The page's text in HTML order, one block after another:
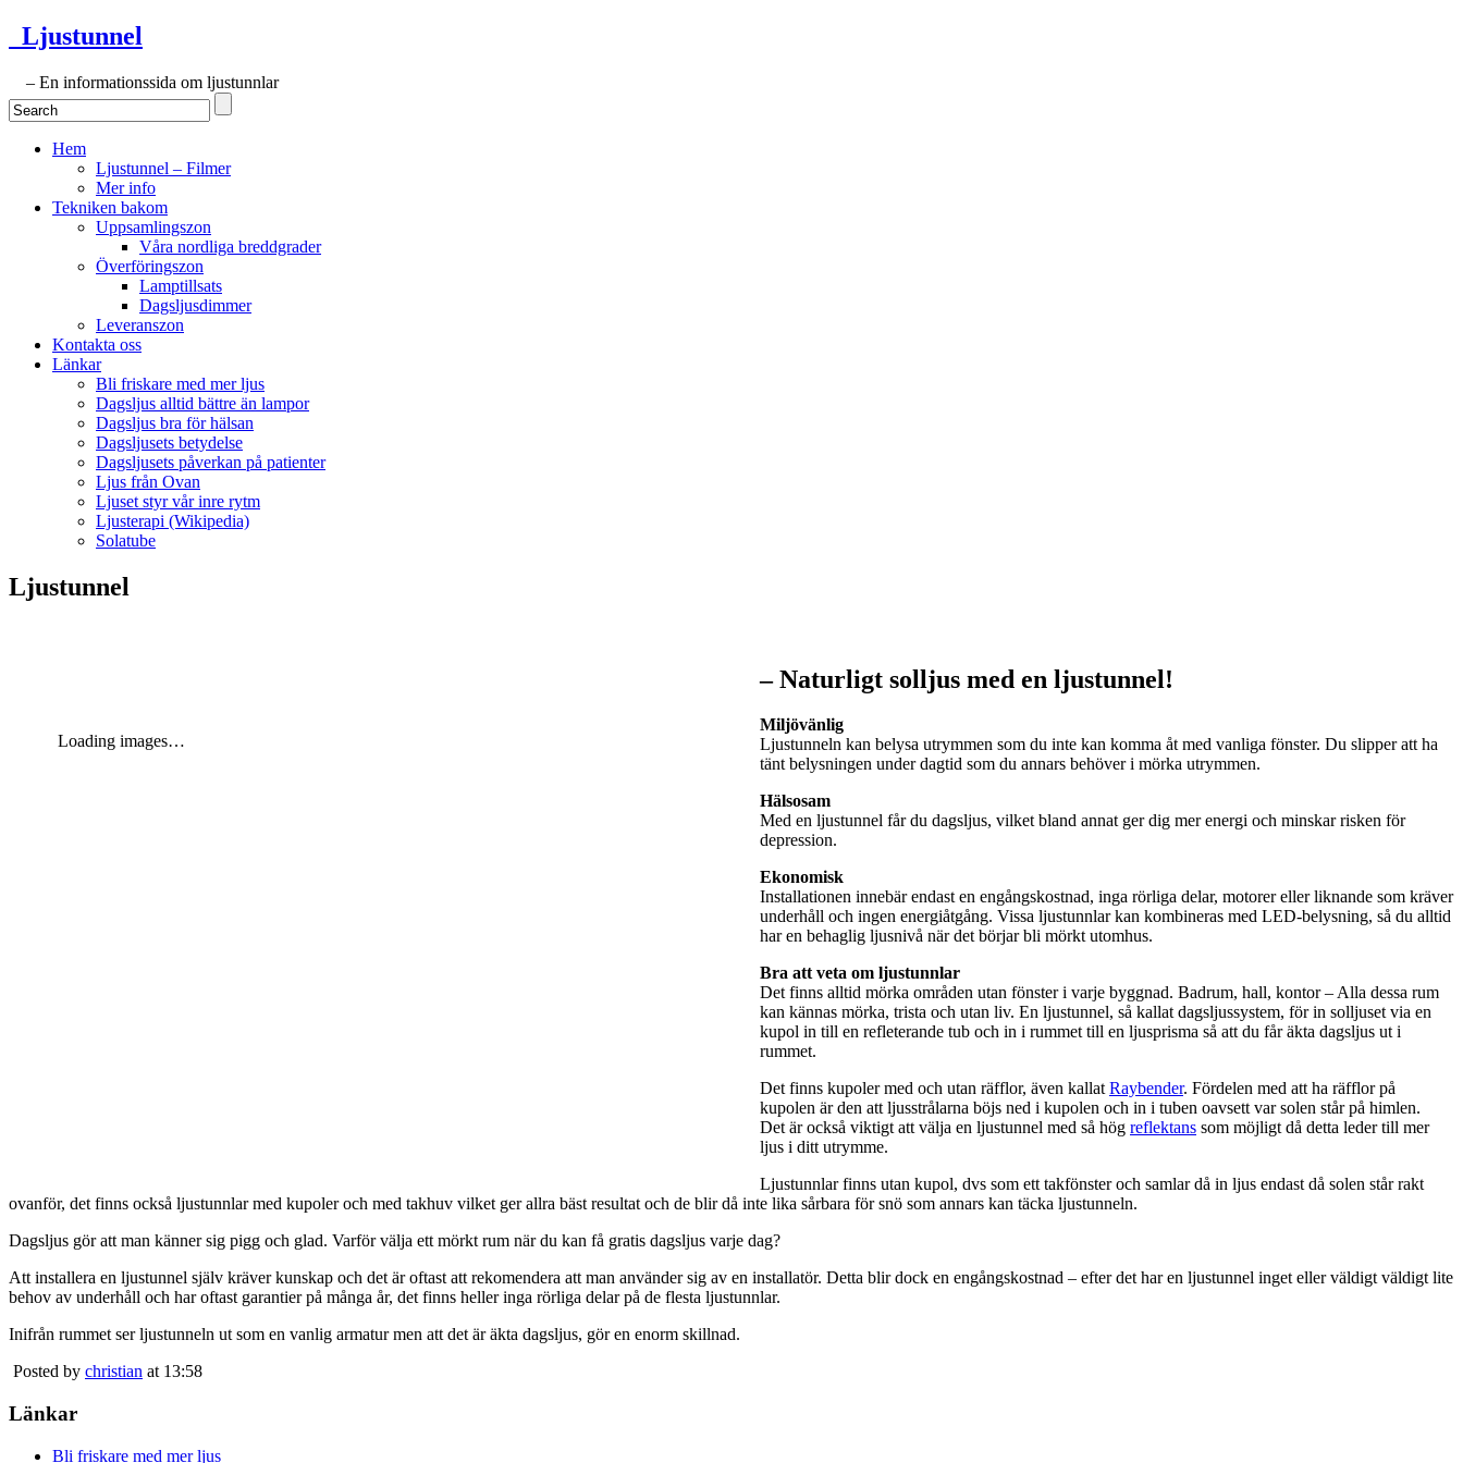
Ljustunnel
– En informationssida om ljustunnlar
Hem
Ljustunnel – Filmer
Mer info
Tekniken bakom
Uppsamlingszon
Våra nordliga breddgrader
Överföringszon
Lamptillsats
Dagsljusdimmer
Leveranszon
Kontakta oss
Länkar
Bli friskare med mer ljus
Dagsljus alltid bättre än lampor
Dagsljus bra för hälsan
Dagsljusets betydelse
Dagsljusets påverkan på patienter
Ljus från Ovan
Ljuset styr vår inre rytm
Ljusterapi (Wikipedia)
Solatube
Ljustunnel
Loading images…
– Naturligt solljus med en ljustunnel!
Miljövänlig
Ljustunneln kan belysa utrymmen som du inte kan komma åt med vanliga fönster. Du slipper att ha
tänt belysningen under dagtid som du annars behöver i mörka utrymmen.
Hälsosam
Med en ljustunnel får du dagsljus, vilket bland annat ger dig mer energi och minskar risken för
depression.
Ekonomisk
Installationen innebär endast en engångskostnad, inga rörliga delar, motorer eller liknande som kräver
underhåll och ingen energiåtgång. Vissa ljustunnlar kan kombineras med LED-belysning, så du alltid
har en behaglig ljusnivå när det börjar bli mörkt utomhus.
Bra att veta om ljustunnlar
Det finns alltid mörka områden utan fönster i varje byggnad. Badrum, hall, kontor – Alla dessa rum
kan kännas mörka, trista och utan liv. En ljustunnel, så kallat dagsljussystem, för in solljuset via en
kupol in till en refleterande tub och in i rummet till en ljusprisma så att du får äkta dagsljus ut i
rummet.
Det finns kupoler med och utan räfflor, även kallatRaybender. Fördelen med att ha räfflor på
kupolen är den att ljusstrålarna böjs ned i kupolen och in i tuben oavsett var solen står på himlen.
Det är också viktigt att välja en ljustunnel med så hög reflektans som möjligt då detta leder till mer
ljus i ditt utrymme.
Ljustunnlar finns utan kupol, dvs som ett takfönster och samlar då in ljus endast då solen står rakt
ovanför, det finns också ljustunnlar med kupoler och med takhuv vilket ger allra bäst resultat och de blir då inte lika sårbara för snö som annars kan täcka ljustunneln.
Dagsljus gör att man känner sig pigg och glad. Varför välja ett mörkt rum när du kan få gratis dagsljus varje dag?
Att installera en ljustunnel själv kräver kunskap och det är oftast att rekomendera att man använder sig av en installatör. Detta blir dock en engångskostnad – efter det har en ljustunnel inget eller väldigt väldigt lite
behov av underhåll och har oftast garantier på många år, det finns heller inga rörliga delar på de flesta ljustunnlar.
Inifrån rummet ser ljustunneln ut som en vanlig armatur men att det är äkta dagsljus, gör en enorm skillnad.
Posted by christian at 13:58
Länkar
Bli friskare med mer ljus